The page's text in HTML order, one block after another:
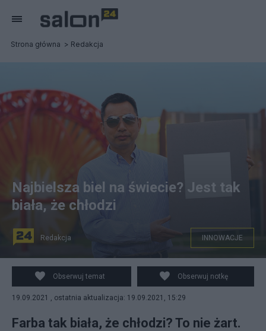
Strona główna Redakcja
PURDUE UNIVERSITY/JARED PIKE
Najbielsza biel na świecie? Jest tak
biała, że chłodzi
Redakcja INNOWACJE
Obserwuj temat Obserwuj notkę
19.09.2021 , ostatnia aktualizacja: 19.09.2021, 15:29
Farba tak biała, że chłodzi? To nie żart.